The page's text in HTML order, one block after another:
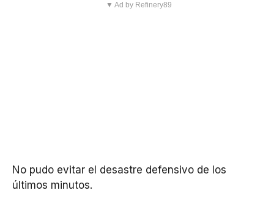
▼ Ad by Refinery89
No pudo evitar el desastre defensivo de los
últimos minutos.